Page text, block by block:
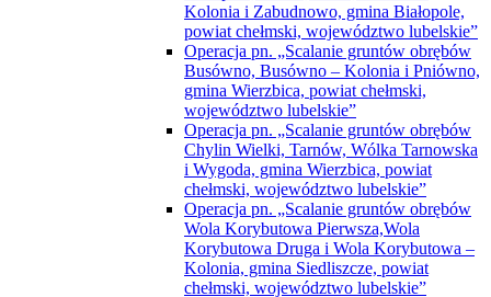
Kolonia i Zabudnowo, gmina Białopole,
powiat chełmski, województwo lubelskie”
Operacja pn. „Scalanie gruntów obrębów
Busówno, Busówno – Kolonia i Pniówno,
gmina Wierzbica, powiat chełmski,
województwo lubelskie”
Operacja pn. „Scalanie gruntów obrębów
Chylin Wielki, Tarnów, Wólka Tarnowska
i Wygoda, gmina Wierzbica, powiat
chełmski, województwo lubelskie”
Operacja pn. „Scalanie gruntów obrębów
Wola Korybutowa Pierwsza,Wola
Korybutowa Druga i Wola Korybutowa –
Kolonia, gmina Siedliszcze, powiat
chełmski, województwo lubelskie”